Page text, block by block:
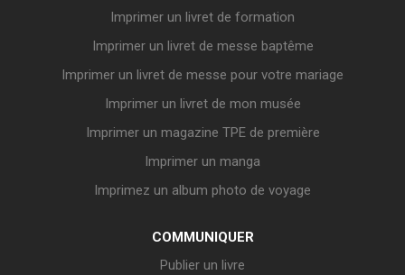
Imprimer un livret de formation
Imprimer un livret de messe baptême
Imprimer un livret de messe pour votre mariage
Imprimer un livret de mon musée
Imprimer un magazine TPE de première
Imprimer un manga
Imprimez un album photo de voyage
COMMUNIQUER
Publier un livre